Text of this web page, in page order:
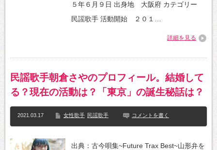
５年６月９日 出身地 大阪府 カテゴリー
民謡歌手 活動開始 ２０１…
詳細を見る
民謡歌手朝倉さやのプロフィール。結婚して
る？現在の活動は？「東京」の誕生秘話は？
2021.03.17 女性歌手 民謡歌手 コメントを書く
出典：古今唄集~Future Trax Best~山形弁を